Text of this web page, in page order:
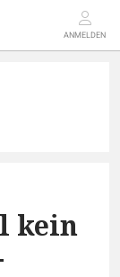
ANMELDEN
kein